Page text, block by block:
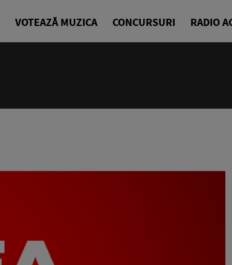
VOTEAZĂ MUZICA CONCURSURI RADIO